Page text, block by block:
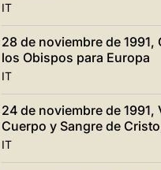
IT
28 de noviembre de
los Obispos para Europa
IT
24 de noviembre de
Cuerpo y Sangre de
IT